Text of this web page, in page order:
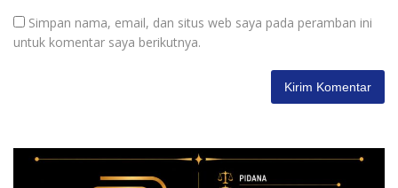
Simpan nama, email, dan situs web saya pada peramban ini
untuk komentar saya berikutnya.